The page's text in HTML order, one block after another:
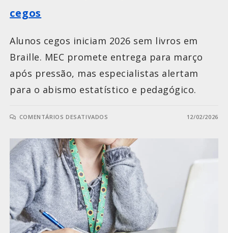
cegos
Alunos cegos iniciam 2026 sem livros em
Braille. MEC promete entrega para março
após pressão, mas especialistas alertam
para o abismo estatístico e pedagógico.
COMENTÁRIOS DESATIVADOS 12/02/2026